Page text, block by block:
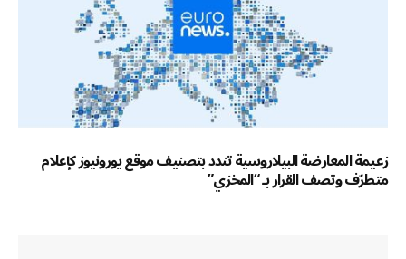
زعيمة المعارضة البيلاروسية تندد بتصنيف موقع يورونيوز كإعلام
متطرّف وتصف القرار بـ “المخزي”